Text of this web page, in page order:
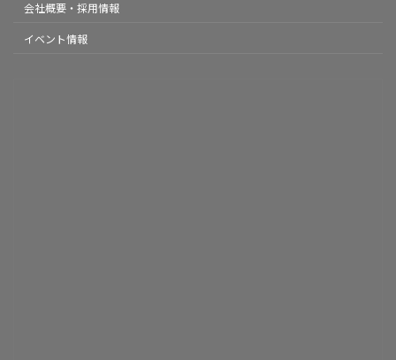
会社概要・採用情報
イベント情報